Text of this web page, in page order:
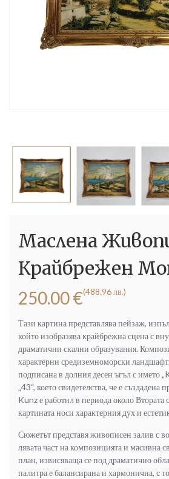
Маслена
Крайбрежен
250.00€(488.96 лв.)
Тази картина представлява пейзаж,
който изобразява крайбрежна сцена с
драматични скални образувания.
характерни средиземноморски
подписана в долния десен ъгъл с името
„43“, което свидетелства, че е създадена
Kunz е работил в периода около Втората
картината носи характерния дух и
Сюжетът представя живописен залив с
лявата част на композицията и масивна
план, извисяваща се под драматично
палитра е балансирана и хармонична, с